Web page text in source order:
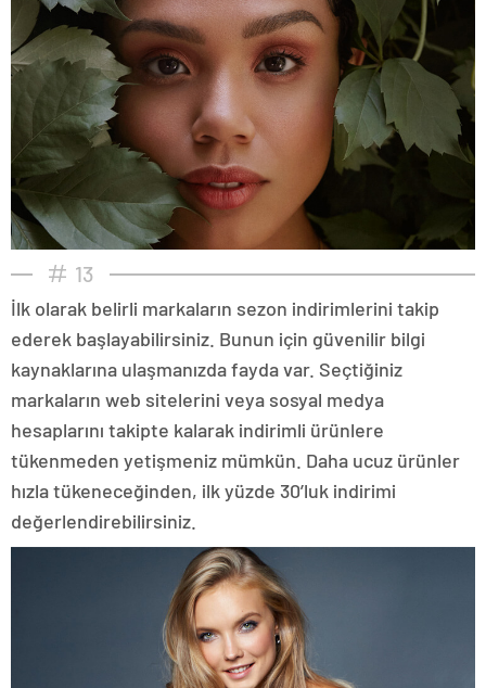
13
İlk olarak belirli markaların sezon indirimlerini takip
ederek başlayabilirsiniz. Bunun için güvenilir bilgi
kaynaklarına ulaşmanızda fayda var. Seçtiğiniz
markaların web sitelerini veya sosyal medya
hesaplarını takipte kalarak indirimli ürünlere
tükenmeden yetişmeniz mümkün. Daha ucuz ürünler
hızla tükeneceğinden, ilk yüzde 30’luk indirimi
değerlendirebilirsiniz.